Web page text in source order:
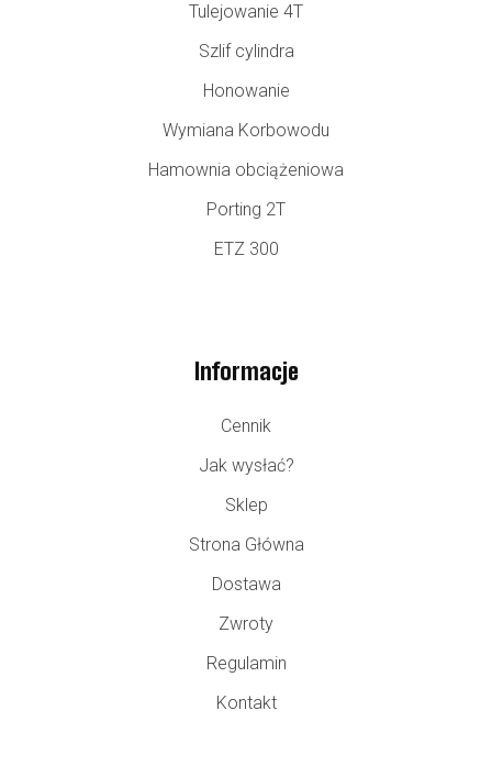
Tulejowanie 4T
Szlif cylindra
Honowanie
Wymiana Korbowodu
Hamownia obciążeniowa
Porting 2T
ETZ 300
Informacje
Cennik
Jak wysłać?
Sklep
Strona Główna
Dostawa
Zwroty
Regulamin
Kontakt